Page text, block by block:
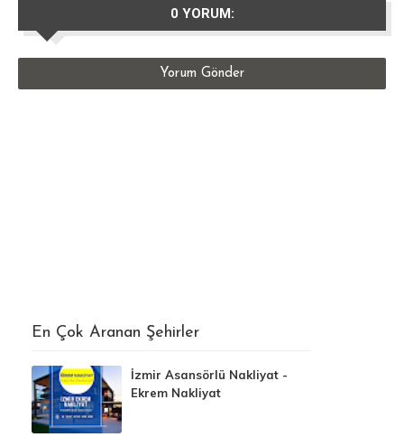
0 YORUM:
Yorum Gönder
En Çok Aranan Şehirler
İzmir Asansörlü Nakliyat -
Ekrem Nakliyat